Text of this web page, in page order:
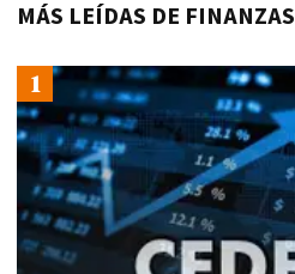
MÁS LEÍDAS DE FINANZAS